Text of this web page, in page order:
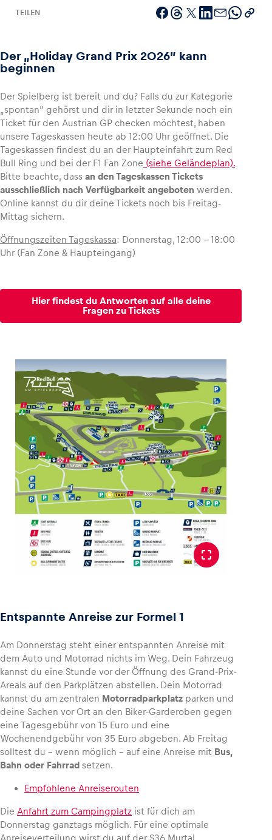
Fahrzeug
Alle anzeigen
Business
TEILEN
Der „Holiday Grand Prix 2026” kann
beginnen
Der Spielberg ist bereit und du? Falls du zur Kategorie
„spontan“ gehörst und dir in letzter Sekunde noch ein
Ticket für den Austrian GP checken möchtest, haben
unsere Tageskassen heute ab 12:00 Uhr geöffnet. Die
Tageskassen findest du an der Haupteinfahrt zum Red
Bull Ring und bei der F1 Fan Zone (siehe Geländeplan).
Bitte beachte, dass an den Tageskassen Tickets
ausschließlich nach Verfügbarkeit angeboten werden.
Online kannst du dir deine Tickets noch bis Freitag-
Mittag sichern.
Öffnungszeiten Tageskassa: Donnerstag, 12:00 – 18:00
Uhr (Fan Zone & Haupteingang)
Hier findest du Antworten auf alle deine
Fragen zu Tickets
Entspannte Anreise zur Formel 1
Am Donnerstag steht einer entspannten Anreise mit
dem Auto und Motorrad nichts im Weg. Dein Fahrzeug
kannst du eine Stunde vor der Öffnung des Grand-Prix-
Areals auf den Parkplätzen abstellen. Dein Motorrad
kannst du am zentralen Motorradparkplatz parken und
deine Sachen vor Ort an den Biker-Garderoben gegen
eine Tagesgebühr von 15 Euro und eine
Wochenendgebühr von 35 Euro abgeben. Ab Freitag
solltest du – wenn möglich – auf eine Anreise mit Bus,
Bahn oder Fahrrad setzen.
Empfohlene Anreiserouten
Die Anfahrt zum Campingplatz ist für dich am
Donnerstag ganztags möglich. Für eine optimale